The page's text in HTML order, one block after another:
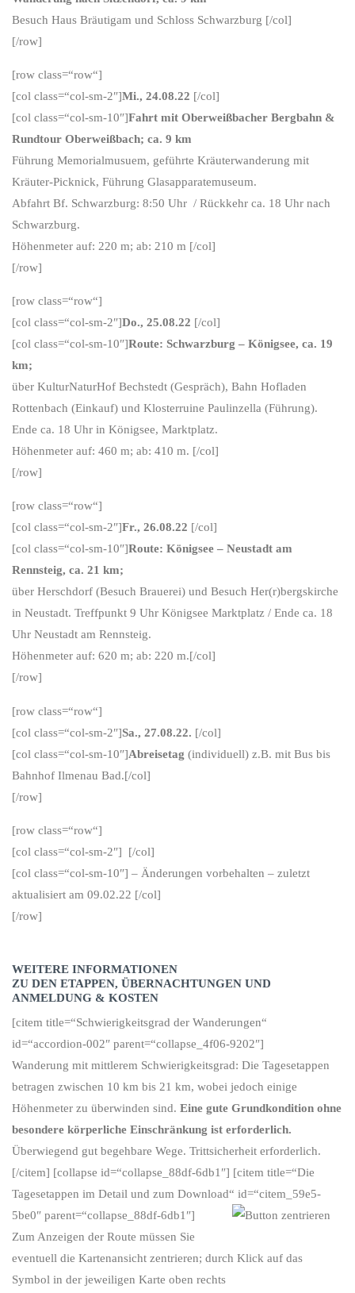
Besuch Haus Bräutigam und Schloss Schwarzburg [/col]
[/row]
[row class=“row“]
[col class=“col-sm-2″]Mi., 24.08.22 [/col]
[col class=“col-sm-10″]Fahrt mit Oberweißbacher Bergbahn &
Rundtour Oberweißbach; ca. 9 km
Führung Memorialmusuem, geführte Kräuterwanderung mit
Kräuter-Picknick, Führung Glasapparatemuseum.
Abfahrt Bf. Schwarzburg: 8:50 Uhr / Rückkehr ca. 18 Uhr nach
Schwarzburg.
Höhenmeter auf: 220 m; ab: 210 m [/col]
[/row]
[row class=“row“]
[col class=“col-sm-2″]Do., 25.08.22 [/col]
[col class=“col-sm-10″]Route: Schwarzburg – Königsee, ca. 19
km;
über KulturNaturHof Bechstedt (Gespräch), Bahn Hofladen
Rottenbach (Einkauf) und Klosterruine Paulinzella (Führung).
Ende ca. 18 Uhr in Königsee, Marktplatz.
Höhenmeter auf: 460 m; ab: 410 m. [/col]
[/row]
[row class=“row“]
[col class=“col-sm-2″]Fr., 26.08.22 [/col]
[col class=“col-sm-10″]Route: Königsee – Neustadt am
Rennsteig, ca. 21 km;
über Herschdorf (Besuch Brauerei) und Besuch Her(r)bergskirche
in Neustadt. Treffpunkt 9 Uhr Königsee Marktplatz / Ende ca. 18
Uhr Neustadt am Rennsteig.
Höhenmeter auf: 620 m; ab: 220 m.[/col]
[/row]
[row class=“row“]
[col class=“col-sm-2″]Sa., 27.08.22. [/col]
[col class=“col-sm-10″]Abreisetag (individuell) z.B. mit Bus bis
Bahnhof Ilmenau Bad.[/col]
[/row]
[row class=“row“]
[col class=“col-sm-2″] [/col]
[col class=“col-sm-10″] – Änderungen vorbehalten – zuletzt
aktualisiert am 09.02.22 [/col]
[/row]
WEITERE INFORMATIONEN
ZU DEN ETAPPEN, ÜBERNACHTUNGEN UND
ANMELDUNG & KOSTEN
[citem title=“Schwierigkeitsgrad der Wanderungen“
id=“accordion-002″ parent=“collapse_4f06-9202″]
Wanderung mit mittlerem Schwierigkeitsgrad: Die Tagesetappen
betragen zwischen 10 km bis 21 km, wobei jedoch einige
Höhenmeter zu überwinden sind.Eine gute Grundkondition ohne
besondere körperliche Einschränkung ist erforderlich.
Überwiegend gut begehbare Wege. Trittsicherheit erforderlich.
[/citem] [collapse id=“collapse_88df-6db1″] [citem title=“Die
Tagesetappen im Detail und zum Download“ id=“citem_59e5-
5be0″ parent=“collapse_88df-6db1″]
Zum Anzeigen der Route müssen Sie
eventuell die Kartenansicht zentrieren; durch Klick auf das
Symbol in der jeweiligen Karte oben rechts